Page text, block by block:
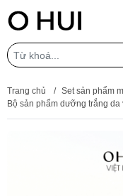
Trang chủ / Set sản phẩm
Bộ sản phẩm dưỡng trắng